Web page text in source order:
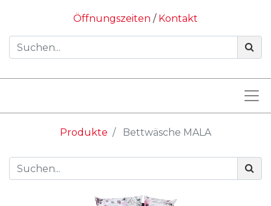
Öffnungszeiten / Kontakt
Produkte Bettwäsche MALA